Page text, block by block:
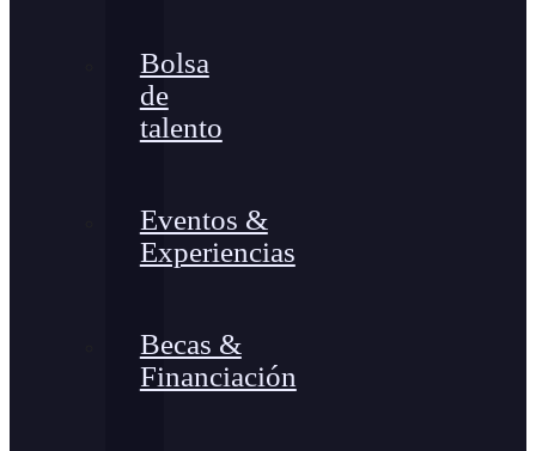
Bolsa
de
talento
Eventos &
Experiencias
Becas &
Financiación